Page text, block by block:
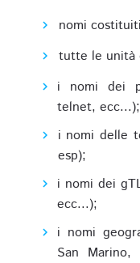
nomi
tutte le unità
i nomi dei
telnet, ecc...);
i nomi delle
esp);
i nomi dei
ecc...);
i nomi
San